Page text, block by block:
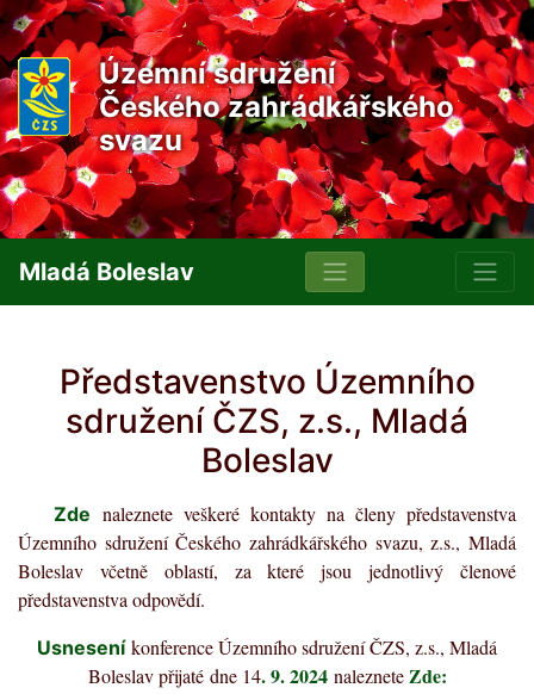
Územní sdružení
Českého zahrádkářského
svazu
Mladá Boleslav
Představenstvo Územního
sdružení ČZS, z.s., Mladá
Boleslav
Zde naleznete veškeré kontakty na členy představenstva
Územního sdružení Českého zahrádkářského svazu, z.s., Mladá
Boleslav včetně oblastí, za které jsou jednotlivý členové
představenstva odpovědí.
Usnesení konference Územního sdružení ČZS, z.s., Mladá
Boleslav přijaté dne 14. 9. 2024nalezneteZde: